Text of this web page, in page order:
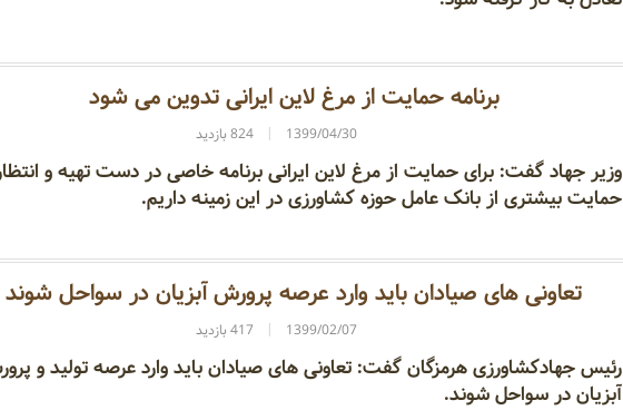
برنامه حمایت از مرغ لاین ایرانی تدوین می شود
1399/04/30 824 بازدید
وزیر جهاد گفت: برای حمایت از مرغ لاین ایرانی برنامه خاصی در دست تهیه و
حمایت بیشتری از بانک عامل حوزه کشاورزی در این زمینه داریم.
تعاونی های صیادان باید وارد عرصه پرورش آبزیان در سواحل شوند
1399/02/07 417 بازدید
رئیس جهادکشاورزی هرمزگان گفت: تعاونی های صیادان باید وارد عرصه تولید و
آبزیان در سواحل شوند.